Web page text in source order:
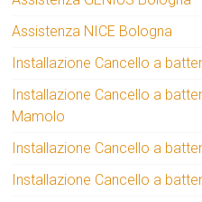
Assistenza NICE Bologna
Installazione Cancello a
Installazione Cancello a
Mamolo
Installazione Cancello a
Installazione Cancello a